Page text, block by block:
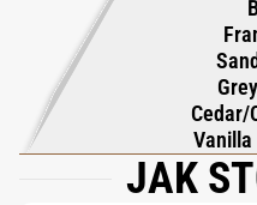
cedrowe i australijskie
frangipani i brzozą Romagna.
wanilia bourbon uzupełniają
delikatny, złoty ślad, który
zachodu słońca.
Cedar/
Vanilla
JAK